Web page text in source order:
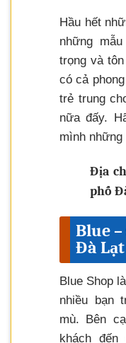
Hầu hết
những
trọng và
có cả
trẻ trung
nữa đấy.
mình những
Địa
phố
Blue
Đà Lạt
Blue Shop
nhiều bạn
mù. Bên
khách